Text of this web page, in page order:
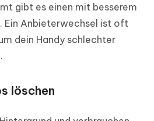
gibt es einen mit besserem
Ein Anbieterwechsel ist oft
dein Handy schlechter
löschen